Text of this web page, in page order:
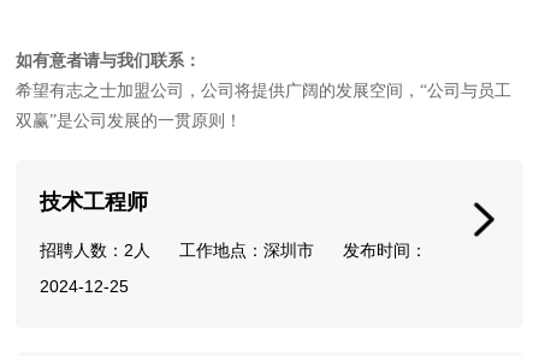
如有意者请与我们联系：
希望有志之士加盟公司，公司将提供广阔的发展空间，“公司与员工
双赢”是公司发展的一贯原则！
技术工程师
招聘人数：2人 工作地点：深圳市 发布时间：
2024-12-25